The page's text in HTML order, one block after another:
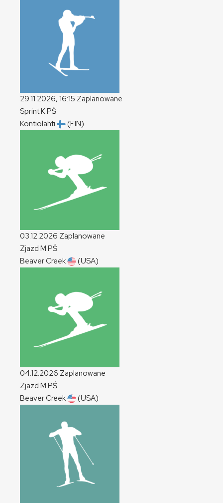
29.11.2026, 16:15 Zaplanowane
SprintKPŚ
Kontiolahti
(FIN)
03.12.2026 Zaplanowane
Zjazd M PŚ
Beaver Creek
(USA)
04.12.2026 Zaplanowane
Zjazd M PŚ
Beaver Creek
(USA)